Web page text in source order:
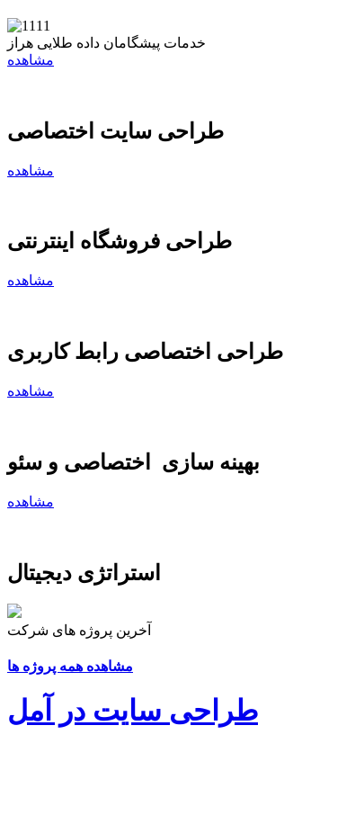
خدمات پیشگامان داده طلایی هراز
مشاهده
طراحی سایت اختصاصی
مشاهده
طراحی فروشگاه اینترنتی
مشاهده
طراحی اختصاصی رابط کاربری
مشاهده
بهینه سازی اختصاصی و سئو
مشاهده
آخرین پروژه های شرکت
مشاهده همه پروژه ها
طراحی سایت در آمل